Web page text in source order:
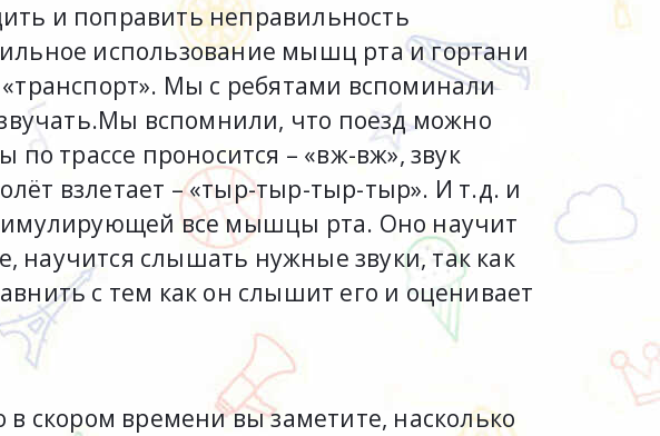
и поправить неправильность
использование мышц рта и гортани
Мы с ребятами вспоминали
вспомнили, что поезд можно
трассе проносится – «вж-вж», звук
взлетает – «тыр-тыр-тыр-тыр». И т.д. и
все мышцы рта. Оно научит
слышать нужные звуки, так как
с тем как он слышит его и оценивает
скором времени вы заметите, насколько